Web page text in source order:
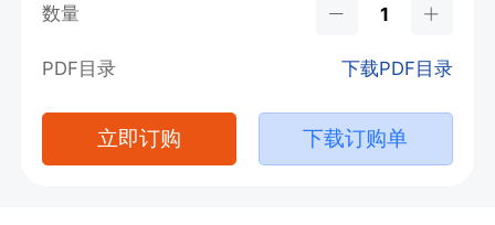
数量
PDF目录 下载PDF目录
立即订购 下载订购单